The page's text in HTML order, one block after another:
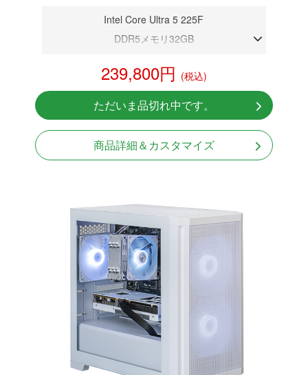
Intel Core Ultra 5 225F
DDR5メモリ32GB
NVMeSSD 1TB
Windows11 Home 64bit
無線LAN Bluetooth対応
239,800円 (税込)
ただいま品切れ中です。
商品詳細＆カスタマイズ